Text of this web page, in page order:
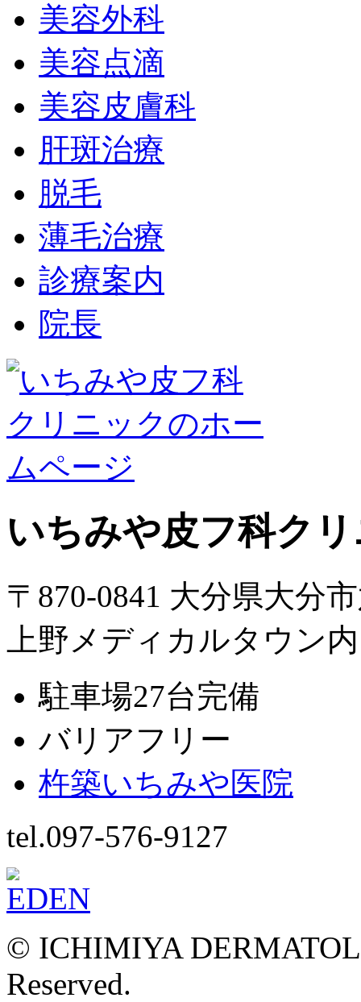
美容外科
美容点滴
美容皮膚科
肝斑治療
脱毛
薄毛治療
診療案内
院長
いちみや皮フ科ク
〒870-0841 大分県大分
上野メディカルタウン内
駐車場27台完備
バリアフリー
杵築いちみや医院
tel.097-576-9127
© ICHIMIYA
Reserved.